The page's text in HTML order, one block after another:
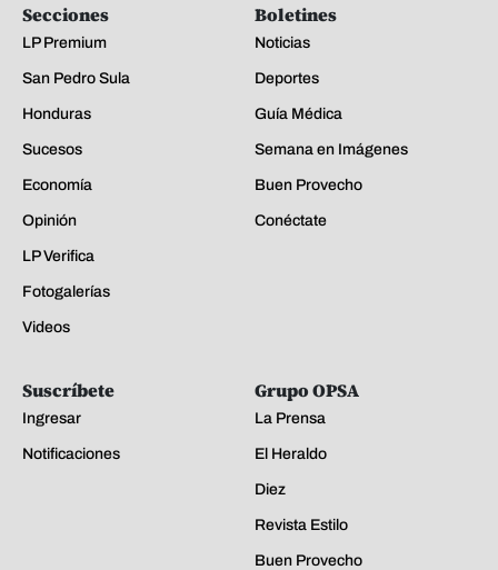
Secciones
LP Premium
San Pedro Sula
Honduras
Sucesos
Economía
Opinión
LP Verifica
Fotogalerías
Videos
Boletines
Noticias
Deportes
Guía Médica
Semana en Imágenes
Buen Provecho
Conéctate
Suscríbete
Ingresar
Notificaciones
Grupo OPSA
La Prensa
El Heraldo
Diez
Revista Estilo
Buen Provecho